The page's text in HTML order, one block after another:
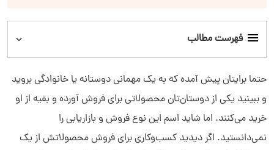
فهرست مطالب
بازاریابی چند سطحی چگونه کار می‌کند؟
تفاوت بین بازاریابی چند سطحی و طرح هرمی چیست؟
حتما برایتان پیش آمده که به یک مهمانی دوستانه یا خانوادگی بروید
و ببینید یکی از دوستان‌تان محصولاتی برای فروش آورده و بقیه از او
خرید می‌کنند. اما شاید اسم این نوع فروش و بازاریابی را
نمی‌دانستید. اگر دیدید کسب‌وکاری برای فروش محصولاتش از یک